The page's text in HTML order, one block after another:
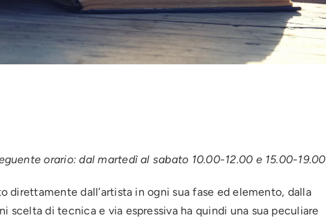
orario: dal martedì al sabato 10.00-12.00 e 15.00-19.00
direttamente dall’artista in ogni sua fase ed elemento, dalla
scelta di tecnica e via espressiva ha quindi una sua peculiare